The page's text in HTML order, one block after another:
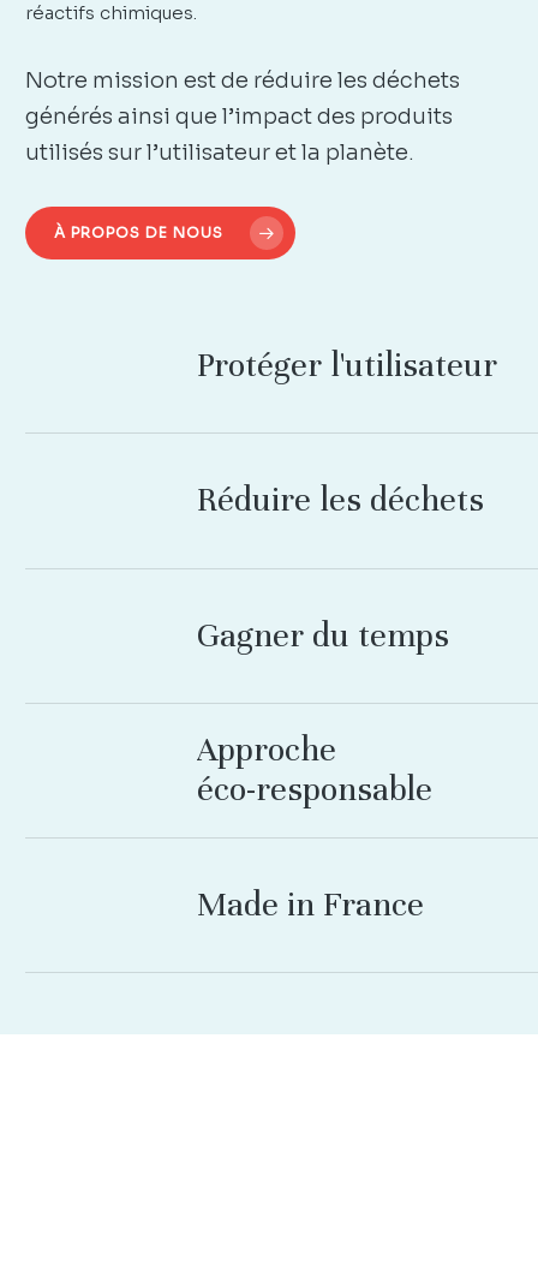
réactifs chimiques.
Notre mission est de réduire les déchets
générés ainsi que l’impact des produits
utilisés sur l’utilisateur et la planète.
À PROPOS DE NOUS
Protéger l'utilisateur
Réduire les déchets
Gagner du temps
Approche
éco-responsable
Made in France